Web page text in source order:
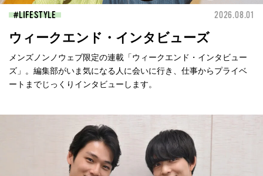
LIFESTYLE 2026.08.01
ウィークエンド・インタビューズ
メンズノンノウェブ限定の連載「ウィークエンド・インタビュー
ズ」。編集部がいま気になる人に会いに行き、仕事からプライベ
ートまでじっくりインタビューします。